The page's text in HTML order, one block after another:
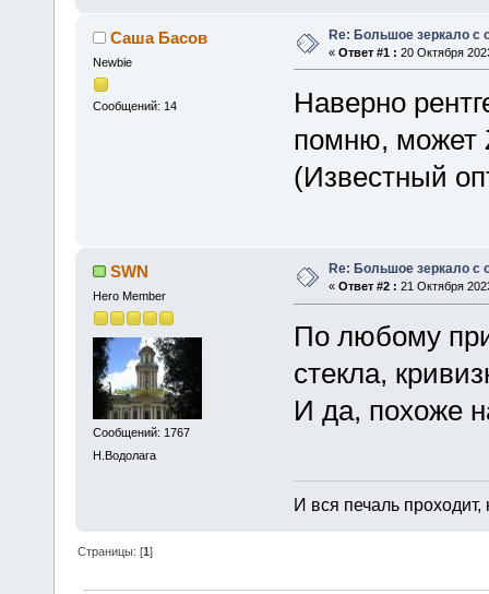
Саша Басов
Newbie
Сообщений: 14
Re: Большое зеркало с
« Ответ #1 : 20 Октября
Наверно
помню, может
(Известный
SWN
Hero Member
Сообщений: 1767
Н.Водолага
Re: Большое зеркало с
« Ответ #2 : 21 Октября
По любому
стекла,
И да, похоже
И вся печаль
Страницы: [1]